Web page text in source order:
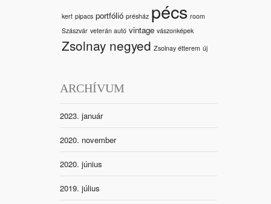
kert pipacs portfólió présház pécs room
Szászvár veterán autó vintage vászonképek
Zsolnay negyed Zsolnay étterem új
ARCHÍVUM
2023. január
2020. november
2020. június
2019. július